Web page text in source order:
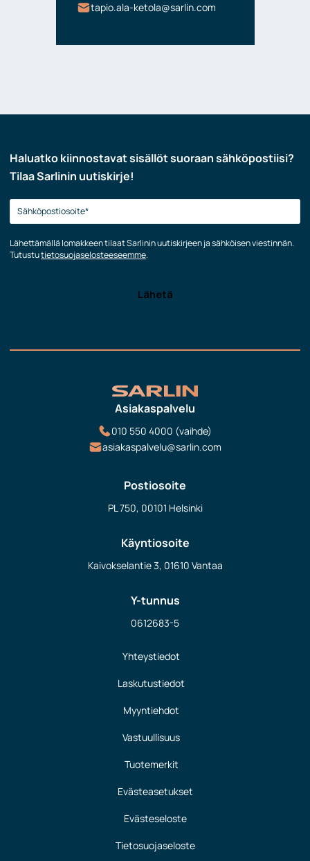
tapio.ala-ketola@sarlin.com
Haluatko kiinnostavat sisällöt suoraan sähköpostiisi?
Tilaa Sarlinin uutiskirje!
Lähettämällä lomakkeen tilaat Sarlinin uutiskirjeen ja sähköisen viestinnän.
Tutustutietosuojaselosteeseemme.
Asiakaspalvelu
010 550 4000 (vaihde)
asiakaspalvelu@sarlin.com
Postiosoite
PL 750, 00101 Helsinki
Käyntiosoite
Kaivokselantie 3, 01610 Vantaa
Y-tunnus
0612683-5
Yhteystiedot
Laskutustiedot
Myyntiehdot
Vastuullisuus
Tuotemerkit
Evästeasetukset
Evästeseloste
Tietosuojaseloste